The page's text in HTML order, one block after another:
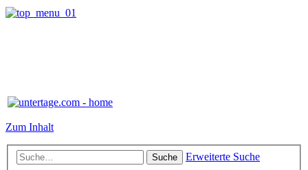
Zum Inhalt
Suche Erweiterte Suche